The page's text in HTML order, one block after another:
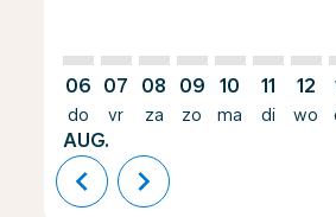
06
do
AUG.
07
vr
08
za
09
zo
10
ma
11
di
12
wo
chevron_left chevron_right